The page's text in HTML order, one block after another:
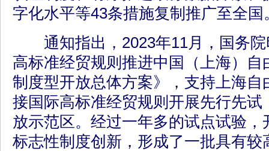
字化水平等43条措施复制推广至全国
通知指出，2023年11月，国务院
高标准经贸规则推进中国（上海）
制度型开放总体方案》，支持上海自
接国际高标准经贸规则开展先行先试
放示范区。经过一年多的试点试验
标志性制度创新，形成了一批具有较